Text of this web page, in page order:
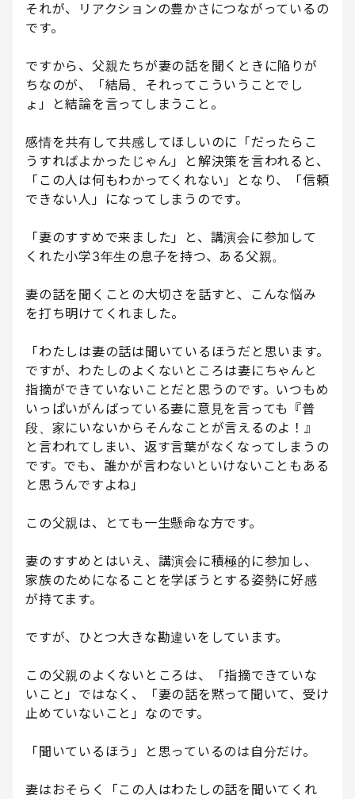
それが、リアクションの豊かさにつながっているの
です。
ですから、父親たちが妻の話を聞くときに陥りが
ちなのが、「結局、それってこういうことでし
ょ」と結論を言ってしまうこと。
感情を共有して共感してほしいのに「だったらこ
うすればよかったじゃん」と解決策を言われると、
「この人は何もわかってくれない」となり、「信頼
できない人」になってしまうのです。
「妻のすすめで来ました」と、講演会に参加して
くれた小学3年生の息子を持つ、ある父親。
妻の話を聞くことの大切さを話すと、こんな悩み
を打ち明けてくれました。
「わたしは妻の話は聞いているほうだと思います。
ですが、わたしのよくないところは妻にちゃんと
指摘ができていないことだと思うのです。いつもめ
いっぱいがんばっている妻に意見を言っても『普
段、家にいないからそんなことが言えるのよ！』
と言われてしまい、返す言葉がなくなってしまうの
です。でも、誰かが言わないといけないこともある
と思うんですよね」
この父親は、とても一生懸命な方です。
妻のすすめとはいえ、講演会に積極的に参加し、
家族のためになることを学ぼうとする姿勢に好感
が持てます。
ですが、ひとつ大きな勘違いをしています。
この父親のよくないところは、「指摘できていな
いこと」ではなく、「妻の話を黙って聞いて、受け
止めていないこと」なのです。
「聞いているほう」と思っているのは自分だけ。
妻はおそらく「この人はわたしの話を聞いてくれ